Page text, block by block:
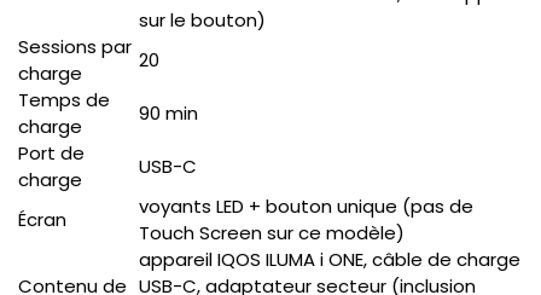
sur le bouton)
Sessions par
charge
20
Temps de
charge
90 min
Port de
charge
USB-C
Écran
voyants LED + bouton unique (pas de
Touch Screen sur ce modèle)
Contenu de
appareil IQOS ILUMA i ONE, câble de charge
USB-C, adaptateur secteur (inclusion